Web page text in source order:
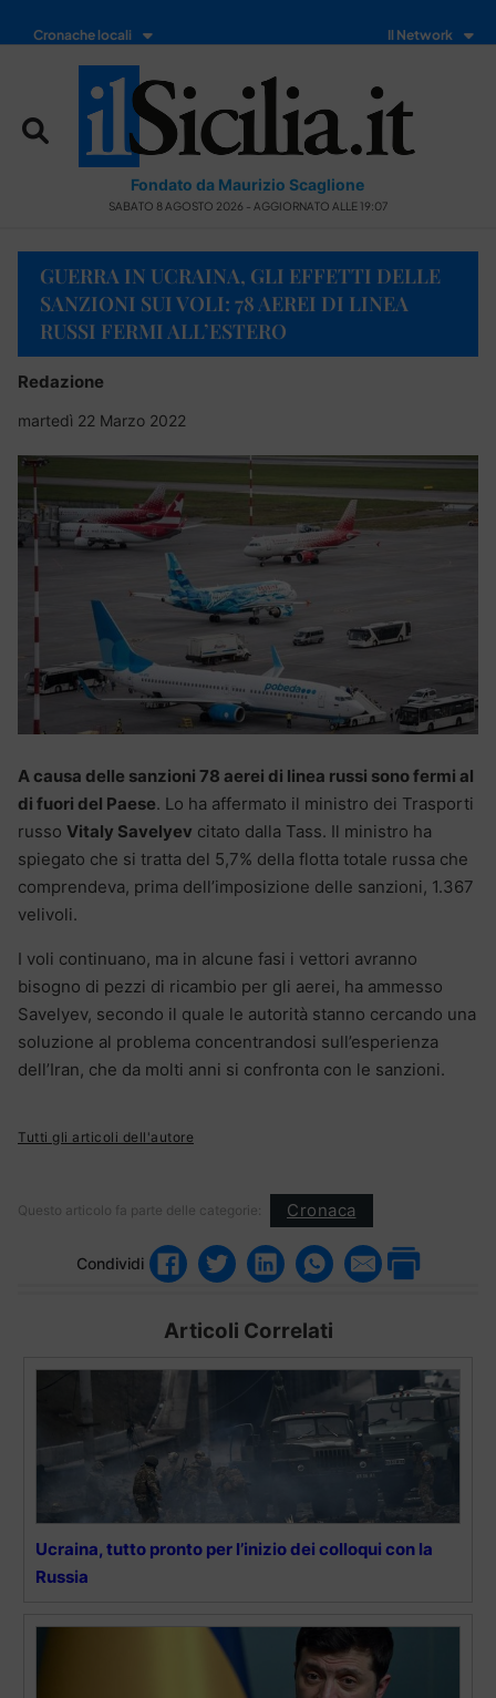
Cronache locali Il Network
Fondato da Maurizio Scaglione
SABATO 8 AGOSTO 2026 - AGGIORNATO ALLE 19:07
GUERRA IN UCRAINA, GLI EFFETTI DELLE
SANZIONI SUI VOLI: 78 AEREI DI LINEA
RUSSI FERMI ALL’ESTERO
Redazione
martedì 22 Marzo 2022
A causa delle sanzioni 78 aerei di linea russi sono fermi al
di fuori del Paese. Lo ha affermato il ministro dei Trasporti
russo Vitaly Savelyev citato dalla Tass. Il ministro ha
spiegato che si tratta del 5,7% della flotta totale russa che
comprendeva, prima dell’imposizione delle sanzioni, 1.367
velivoli.
I voli continuano, ma in alcune fasi i vettori avranno
bisogno di pezzi di ricambio per gli aerei, ha ammesso
Savelyev, secondo il quale le autorità stanno cercando una
soluzione al problema concentrandosi sull’esperienza
dell’Iran, che da molti anni si confronta con le sanzioni.
Tutti gli articoli dell'autore
Questo articolo fa parte delle categorie: Cronaca
Condividi
Articoli Correlati
Ucraina, tutto pronto per l’inizio dei colloqui con la
Russia